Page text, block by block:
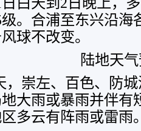
。合浦至东兴沿海
球不改变。
陆地天
，崇左、百色、防
大雨或暴雨并伴有
多云有阵雨或雷雨